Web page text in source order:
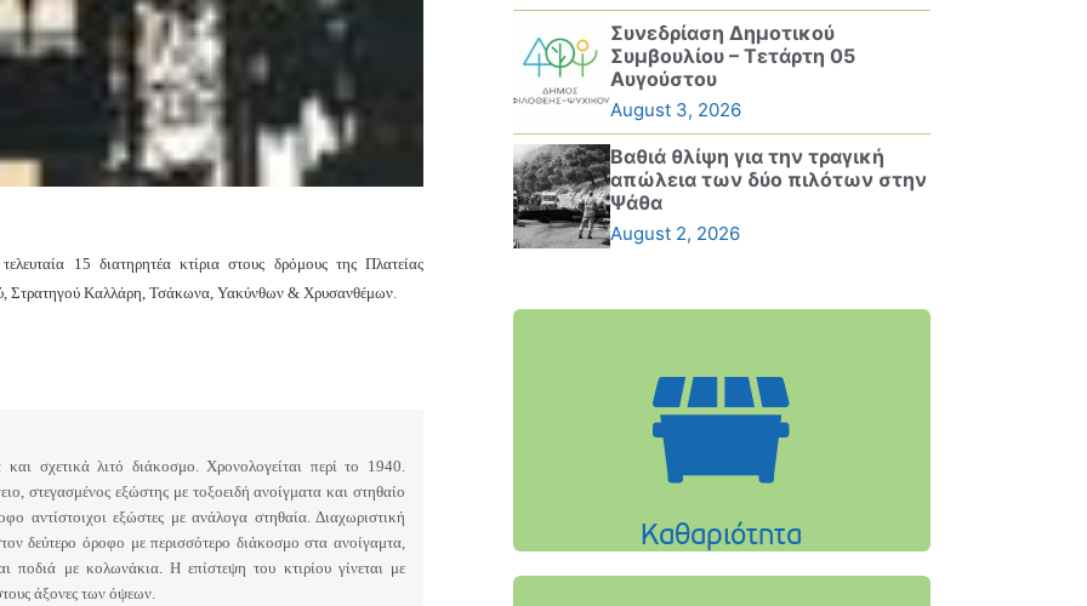
15 διατηρητέα κτίρια στους δρόμους της Πλατείας
Στρατηγού Καλλάρη, Τσάκωνα, Υακύνθων & Χρυσανθέμων
και σχετικά λιτό διάκοσμο. Χρονολογείται περί το 1940.
στεγασμένος εξώστης με τοξοειδή ανοίγματα και στηθαίο
αντίστοιχοι εξώστες με ανάλογα στηθαία. Διαχωριστική
δεύτερο όροφο με περισσότερο διάκοσμο στα ανοίγαμτα,
ποδιά με κολωνάκια. Η επίστεψη του κτιρίου γίνεται με
άξονες των όψεων.
Συνεδρίαση Δημοτικού
Συμβουλίου – Τετάρτη 05
Αυγούστου
August 3, 2026
Βαθιά θλίψη για την τραγική
απώλεια των δύο πιλότων στην
Ψάθα
August 2, 2026